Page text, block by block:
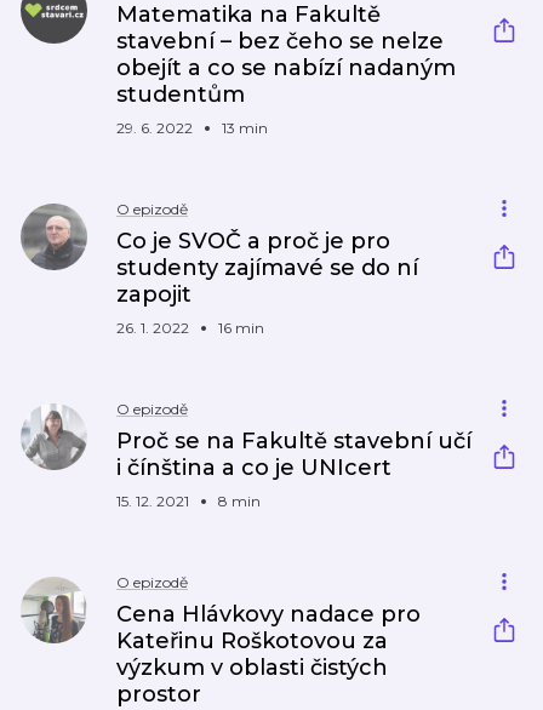
Matematika na Fakultě
stavební – bez čeho se nelze
obejít a co se nabízí nadaným
studentům
29. 6. 2022 13 min
O epizodě
Co je SVOČ a proč je pro
studenty zajímavé se do ní
zapojit
26. 1. 2022 16 min
O epizodě
Proč se na Fakultě stavební učí
i čínština a co je UNIcert
15. 12. 2021 8 min
O epizodě
Cena Hlávkovy nadace pro
Kateřinu Roškotovou za
výzkum v oblasti čistých
prostor